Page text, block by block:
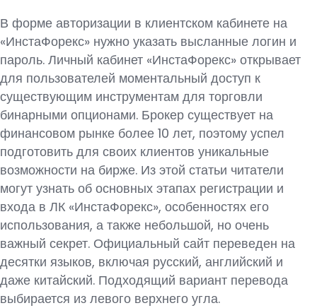
В форме авторизации в клиентском кабинете на
«ИнстаФорекс» нужно указать высланные логин и
пароль. Личный кабинет «ИнстаФорекс» открывает
для пользователей моментальный доступ к
существующим инструментам для торговли
бинарными опционами. Брокер существует на
финансовом рынке более 10 лет, поэтому успел
подготовить для своих клиентов уникальные
возможности на бирже. Из этой статьи читатели
могут узнать об основных этапах регистрации и
входа в ЛК «ИнстаФорекс», особенностях его
использования, а также небольшой, но очень
важный секрет. Официальный сайт переведен на
десятки языков, включая русский, английский и
даже китайский. Подходящий вариант перевода
выбирается из левого верхнего угла.